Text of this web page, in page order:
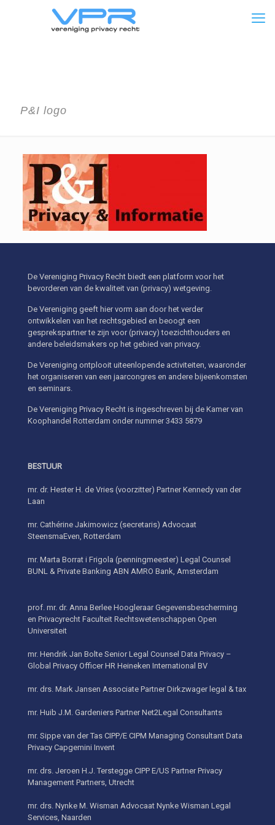
P&I logo
De Vereniging Privacy Recht biedt een platform voor het
bevorderen van de kwaliteit van (privacy) wetgeving.
De Vereniging geeft hier vorm aan door het verder
ontwikkelen van het rechtsgebied en beoogt een
gesprekspartner te zijn voor (privacy) toezichthouders en
andere beleidsmakers op het gebied van privacy.
De Vereniging ontplooit uiteenlopende activiteiten, waaronder
het organiseren van een jaarcongres en andere bijeenkomsten
en seminars.
De Vereniging Privacy Recht is ingeschreven bij de Kamer van
Koophandel Rotterdam onder nummer 3433 5879
BESTUUR
mr. dr. Hester H. de Vries (voorzitter) Partner Kennedy van der
Laan
mr. Cathérine Jakimowicz (secretaris) Advocaat
SteensmaEven, Rotterdam
mr. Marta Borrat i Frigola (penningmeester) Legal Counsel
BUNL & Private Banking ABN AMRO Bank, Amsterdam
prof. mr. dr. Anna Berlee Hoogleraar Gegevensbescherming
en Privacyrecht Faculteit Rechtswetenschappen Open
Universiteit
mr. Hendrik Jan Bolte Senior Legal Counsel Data Privacy –
Global Privacy Officer HR Heineken International BV
mr. drs. Mark Jansen Associate Partner Dirkzwager legal & tax
mr. Huib J.M. Gardeniers Partner Net2Legal Consultants
mr. Sippe van der Tas CIPP/E CIPM Managing Consultant Data
Privacy Capgemini Invent
mr. drs. Jeroen H.J. Terstegge CIPP E/US Partner Privacy
Management Partners, Utrecht
mr. drs. Nynke M. Wisman Advocaat Nynke Wisman Legal
Services, Naarden